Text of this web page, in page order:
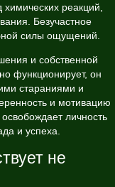
реакций,
Безучастное
силы ощущений.
и собственной
функционирует, он
стараниями и
и мотивацию
личность
и успеха.
не